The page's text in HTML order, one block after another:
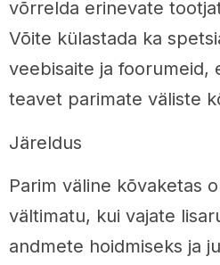
võrrelda erinevate
Võite külastada ka
veebisaite ja foorumeid,
teavet parimate väliste
Järeldus
Parim väline kõvaketas
vältimatu, kui vajate
andmete hoidmiseks ja